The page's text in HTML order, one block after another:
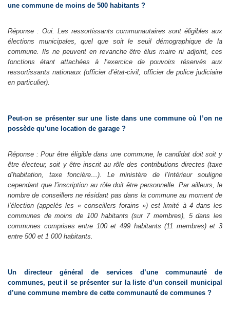
une commune de moins de 500 habitants ?
Réponse : Oui. Les ressortissants communautaires sont éligibles aux
élections municipales, quel que soit le seuil démographique de la
commune. Ils ne peuvent en revanche être élus maire ni adjoint, ces
fonctions étant attachées à l’exercice de pouvoirs réservés aux
ressortissants nationaux (officier d’état-civil, officier de police judiciaire
en particulier).
Peut-on se présenter sur une liste dans une commune où l’on ne
possède qu’une location de garage ?
Réponse : Pour être éligible dans une commune, le candidat doit soit y
être électeur, soit y être inscrit au rôle des contributions directes (taxe
d’habitation, taxe foncière…). Le ministère de l’Intérieur souligne
cependant que l’inscription au rôle doit être personnelle. Par ailleurs, le
nombre de conseillers ne résidant pas dans la commune au moment de
l’élection (appelés les « conseillers forains ») est limité à 4 dans les
communes de moins de 100 habitants (sur 7 membres), 5 dans les
communes comprises entre 100 et 499 habitants (11 membres) et 3
entre 500 et 1 000 habitants.
Un directeur général de services d’une communauté de
communes, peut il se présenter sur la liste d’un conseil municipal
d’une commune membre de cette communauté de communes ?